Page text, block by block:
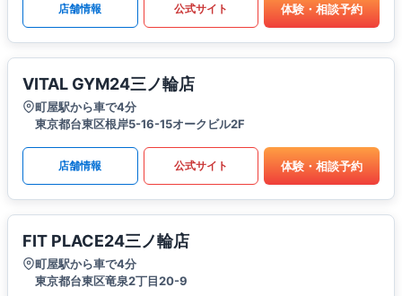
店舗情報 公式サイト 体験・相談予約
VITAL GYM24三ノ輪店
町屋駅から車で4分
東京都台東区根岸5-16-15オークビル2F
店舗情報 公式サイト 体験・相談予約
FIT PLACE24三ノ輪店
町屋駅から車で4分
東京都台東区竜泉2丁目20-9